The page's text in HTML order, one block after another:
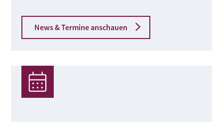
News & Termine anschauen